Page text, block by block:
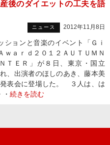
後のダイエットの工夫を語
ニュース 2012年11月8日
ョンと音楽のイベント「Ｇｉ
ｗａｒｄ２０１２ＡＵＴＵＭＮ
ＴＥＲ」が８日、東京・国立
、出演者のほしのあき、藤本美
表会に登場した。 ３人は、は
続きを読む